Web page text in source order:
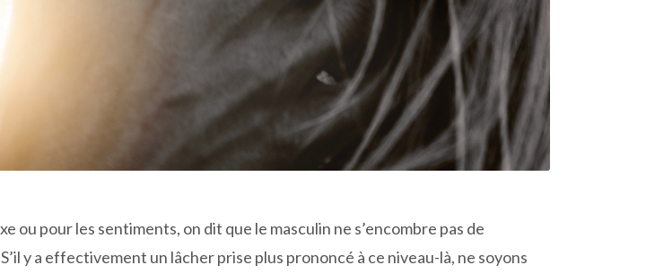
ou pour les sentiments, on dit que le masculin ne s’encombre pas de
y a effectivement un lâcher prise plus prononcé à ce niveau-là, ne soyons